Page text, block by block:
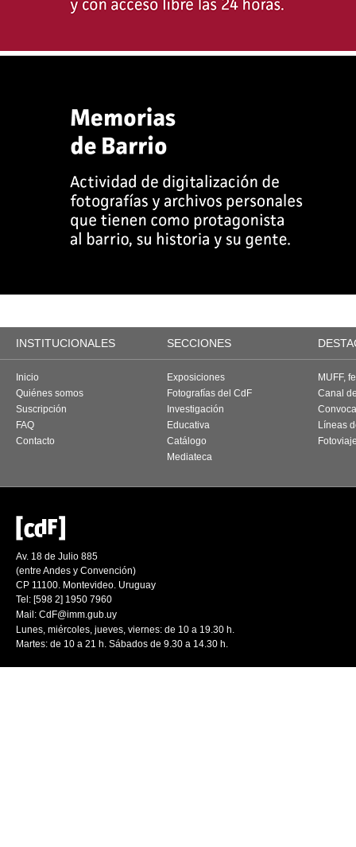
INSTITUCIONALES SECCIONES
Inicio
Quiénes somos
Suscripción
FAQ
Contacto
Exposiciones
Fotografías del CdF
Investigación
Educativa
Catálogo
Mediateca
MUFF,
Canal
Líneas
Av. 18 de Julio 885
(entre Andes y Convención)
CP 11100. Montevideo. Uruguay
Tel: [598 2] 1950 7960
Mail: CdF@imm.gub.uy
Lunes, miércoles, jueves, viernes: de 10 a 19.30 h.
Martes: de 10 a 21 h. Sábados de 9.30 a 14.30 h.